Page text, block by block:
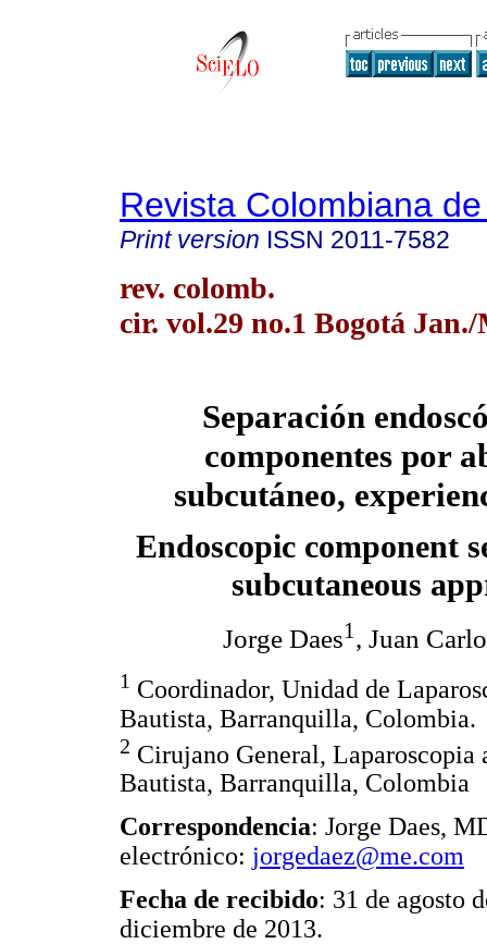
Revista Colombiana
Print version ISSN 2011-7582
rev. colomb.
cir. vol.29 no.1 Bogotá Jan./
Separación
componentes por
subcutáneo,
Endoscopic component
subcutaneous
Jorge Daes1 , Juan
1 Coordinador, Unidad de
Bautista, Barranquilla, Colombia.
2 Cirujano General, Laparoscopia
Bautista, Barranquilla, Colombia
Correspondencia: Jorge Daes,
electrónico: jorgedaez@me.com
Fecha de recibido: 31 de agosto
diciembre de 2013.